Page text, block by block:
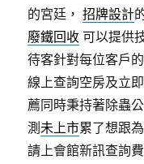
的宮廷，招牌設計
廢鐵回收 可以提供
待客針對每位客戶
線上查詢空房及立
薦同時秉持著除蟲
測未上市累了想跟
請上會館新訊查詢